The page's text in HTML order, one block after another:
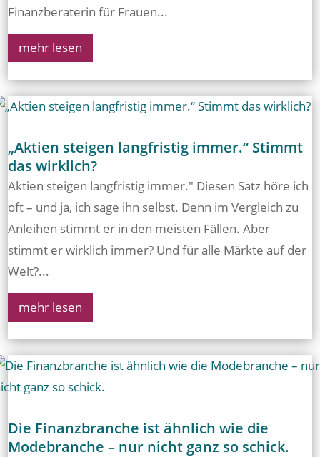
Finanzberaterin für Frauen...
mehr lesen
„Aktien steigen langfristig immer.“ Stimmt
das wirklich?
Aktien steigen langfristig immer." Diesen Satz höre ich
oft – und ja, ich sage ihn selbst. Denn im Vergleich zu
Anleihen stimmt er in den meisten Fällen. Aber
stimmt er wirklich immer? Und für alle Märkte auf der
Welt?...
mehr lesen
Die Finanzbranche ist ähnlich wie die
Modebranche – nur nicht ganz so schick.